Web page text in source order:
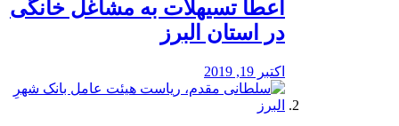
️اعطا تسیهلات به مشاغل خانگی
در استان البرز
اکتبر 19, 2019